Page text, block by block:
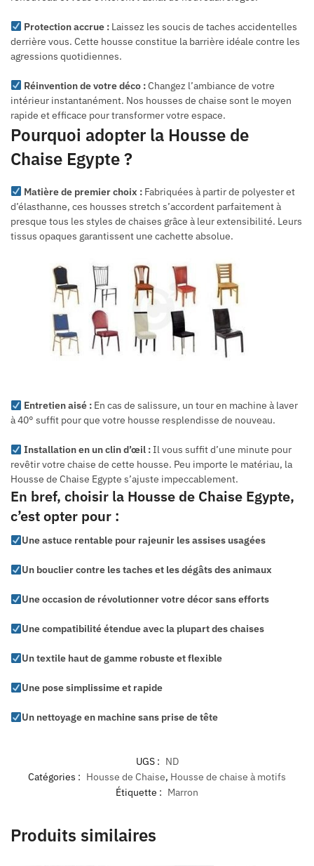
Protection accrue :Laissez les soucis de taches accidentelles
derrière vous. Cette housse constitue la barrière idéale contre les
agressions quotidiennes.
Réinvention de votre déco :Changez l’ambiance de votre
intérieur instantanément. Nos housses de chaise sont le moyen
rapide et efficace pour transformer votre espace.
Pourquoi adopter la Housse de
Chaise Egypte ?
Matière de premier choix :Fabriquées à partir de polyester et
d’élasthanne, ces housses stretch s’accordent parfaitement à
presque tous les styles de chaises grâce à leur extensibilité. Leurs
tissus opaques garantissent une cachette absolue.
Entretien aisé :En cas de salissure, un tour en machine à laver
à 40° suffit pour que votre housse resplendisse de nouveau.
Installation en un clin d’œil :Il vous suffit d’une minute pour
revêtir votre chaise de cette housse. Peu importe le matériau, la
Housse de Chaise Egypte s’ajuste impeccablement.
En bref, choisir la Housse de Chaise Egypte,
c’est opter pour :
Une astuce rentable pour rajeunir les assises usagées
Un bouclier contre les taches et les dégâts des animaux
Une occasion de révolutionner votre décor sans efforts
Une compatibilité étendue avec la plupart des chaises
Un textile haut de gamme robuste et flexible
Une pose simplissime et rapide
Un nettoyage en machine sans prise de tête
UGS : ND
Catégories : Housse de Chaise, Housse de chaise à motifs
Étiquette : Marron
Produits similaires